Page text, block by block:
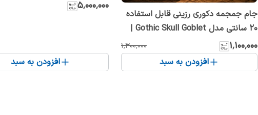
جام جمجمه دکوری رزینی قابل استفاده
20 سانتی مدل Gothic Skull Goblet |
لیوان اسکلت فانتزی و کلکسیونی
۱٬۱۰۰٬۰۰۰ ۱٬۳۰۰٬۰۰۰
افزودن به سبد
تخفیف ویژه
۵٬۰۰۰٬۰۰۰
افزودن به سبد